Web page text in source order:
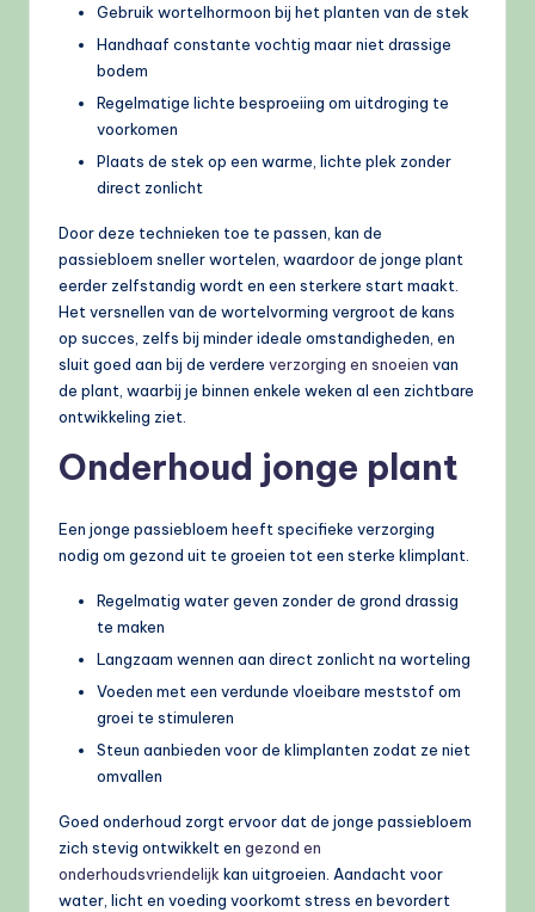
Gebruik wortelhormoon bij het planten van de stek
Handhaaf constante vochtig maar niet drassige
bodem
Regelmatige lichte besproeiing om uitdroging te
voorkomen
Plaats de stek op een warme, lichte plek zonder
direct zonlicht
Door deze technieken toe te passen, kan de
passiebloem sneller wortelen, waardoor de jonge plant
eerder zelfstandig wordt en een sterkere start maakt.
Het versnellen van de wortelvorming vergroot de kans
op succes, zelfs bij minder ideale omstandigheden, en
sluit goed aan bij de verdere verzorging en snoeien van
de plant, waarbij je binnen enkele weken al een zichtbare
ontwikkeling ziet.
Onderhoud jonge plant
Een jonge passiebloem heeft specifieke verzorging
nodig om gezond uit te groeien tot een sterke klimplant.
Regelmatig water geven zonder de grond drassig
te maken
Langzaam wennen aan direct zonlicht na worteling
Voeden met een verdunde vloeibare meststof om
groei te stimuleren
Steun aanbieden voor de klimplanten zodat ze niet
omvallen
Goed onderhoud zorgt ervoor dat de jonge passiebloem
zich stevig ontwikkelt en gezond en
onderhoudsvriendelijk kan uitgroeien. Aandacht voor
water, licht en voeding voorkomt stress en bevordert